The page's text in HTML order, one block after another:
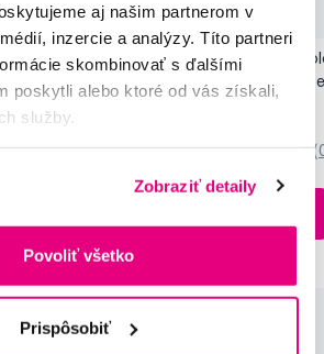
aj našim partnerom v
inzercie a analýzy. Títo partneri
skombinovať s ďalšími
poskytli alebo ktoré od vás získali,
služby.
Zobraziť detaily
Povoliť všetko
Prispôsobiť
sonická
SANGI, biela
Ihneď v3 prodejnách
Novinka
Pop Instant Teeth
pre okamžitý bieliaci
0,0/5